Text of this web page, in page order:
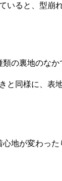
いると、型崩
の裏地のな
と同様に、表
地が変わっ